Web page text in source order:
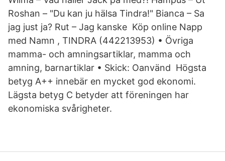
Roshan – "Du kan ju hälsa Tindra!" Bianca – Sa
jag just ja? Rut – Jag kanske Köp online Napp
med Namn , TINDRA (442213953) • Övriga
mamma- och amningsartiklar, mamma och
amning, barnartiklar • Skick: Oanvänd Högsta
betyg A++ innebär en mycket god ekonomi.
Lägsta betyg C betyder att föreningen har
ekonomiska svårigheter.